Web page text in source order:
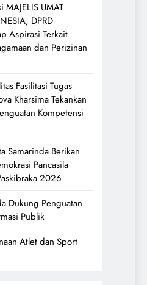
UMAT
DPRD
Aspirasi Terkait
dan Perizinan
Fasilitasi Tugas
Kharsima Tekankan
Kompetensi
Samarinda Berikan
Pancasila
2026
Dukung Penguatan
Publik
Atlet dan Sport